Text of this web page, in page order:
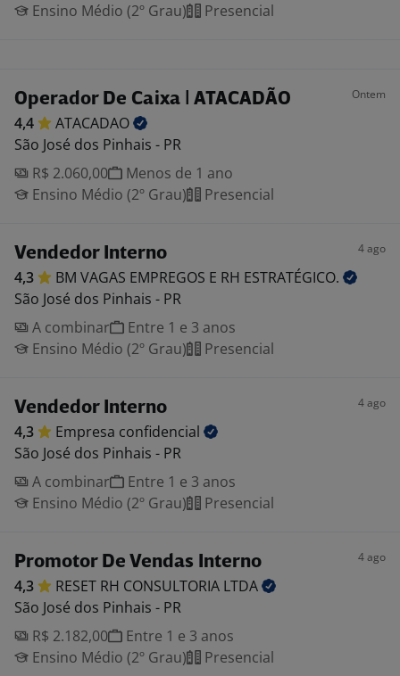
Ensino Médio (2º Grau)
Presencial
Operador De Caixa | ATACADÃO Ontem
4,4
ATACADAO
São José dos Pinhais - PR
R$ 2.060,00
Menos de 1 ano
Ensino Médio (2º Grau)
Presencial
Vendedor Interno 4 ago
4,3 BM VAGAS EMPREGOS E RH ESTRATÉGICO.
São José dos Pinhais - PR
A combinar
Entre 1 e 3 anos
Ensino Médio (2º Grau)
Presencial
Vendedor Interno 4 ago
4,3 Empresa confidencial
São José dos Pinhais - PR
A combinar
Entre 1 e 3 anos
Ensino Médio (2º Grau)
Presencial
Promotor De Vendas Interno 4 ago
4,3 RESET RH CONSULTORIA LTDA
São José dos Pinhais - PR
R$ 2.182,00
Entre 1 e 3 anos
Ensino Médio (2º Grau)
Presencial